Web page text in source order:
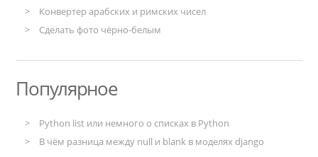
Конвертер арабских и римских чисел
Сделать фото чёрно-белым
Популярное
Python list или немного о списках в Python
В чём разница между null и blank в моделях django